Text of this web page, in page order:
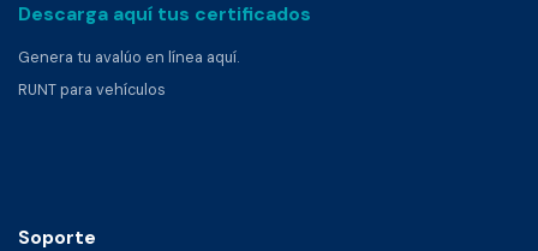
Descarga aquí tus certificados
Genera tu avalúo en línea aquí.
RUNT para vehículos
Soporte